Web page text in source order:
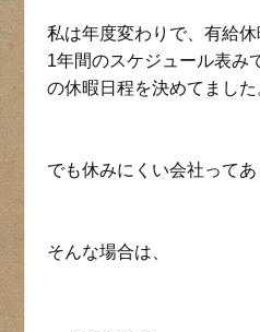
私は年度変わりで、有給休
1年間のスケジュール表み
の休暇日程を決めてました
でも休みにくい会社って
そんな場合は、